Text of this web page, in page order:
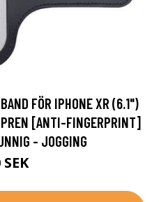
FÖR IPHONE XR (6.1")
[ANTI-FINGERPRINT]
- JOGGING